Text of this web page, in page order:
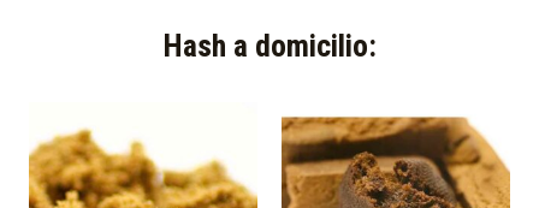
Hash a domicilio:​